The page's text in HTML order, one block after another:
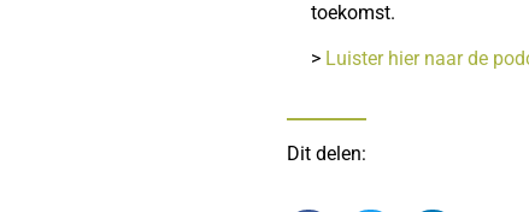
toekomst.
> Luister hier naar de
Dit delen: